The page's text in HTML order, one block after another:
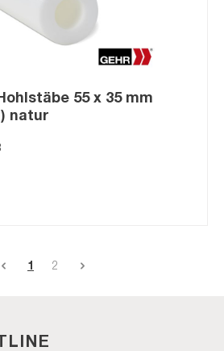
55 x 35 mm
natur
1 2